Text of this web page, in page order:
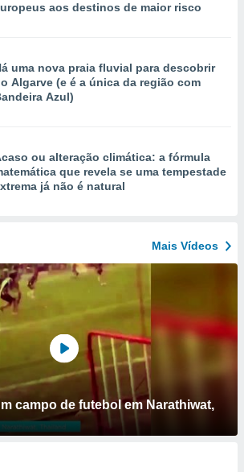
aos destinos de maior risco
uma nova praia fluvial para descobrir
Algarve (e é a única da região com
Azul)
ou alteração climática: a fórmula
que revela se uma tempestade
já não é natural
Mais Vídeos
campo de futebol em Narathiwat,